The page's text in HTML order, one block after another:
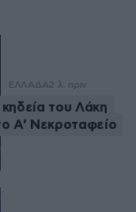
ΕΛΛΑΔΑ2 λ. πριν
του Λάκη
Α’ Νεκροταφείο